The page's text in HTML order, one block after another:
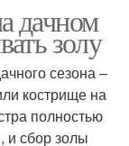
дачном
золу
сезона –
кострище на
полностью
и сбор золы